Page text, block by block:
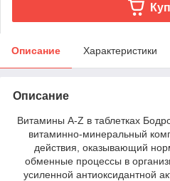
Описание Характеристики
Описание
Витамины A-Z в таблетках
витаминно-минеральный
действия, оказывающий
обменные процессы в
усиленной антиоксидантной